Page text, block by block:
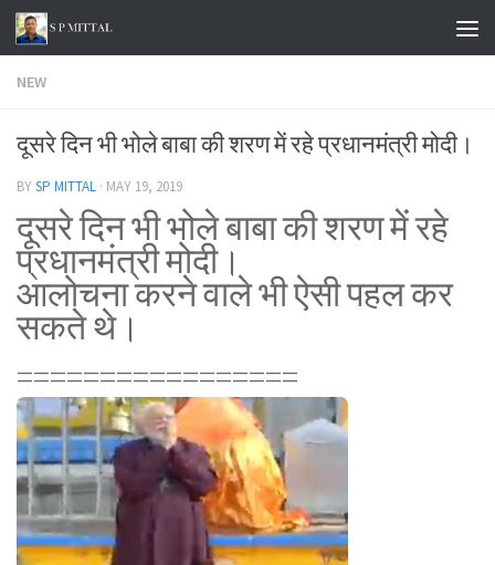
Skip to content
NEW
दूसरे दिन भी भोले बाबा की शरण में रहे प्रधानमंत्री मोदी।
BYSP MITTAL · MAY 19, 2019
दूसरे दिन भी भोले बाबा की शरण में रहे
प्रधानमंत्री मोदी।
आलोचना करने वाले भी ऐसी पहल कर
सकते थे।
=================